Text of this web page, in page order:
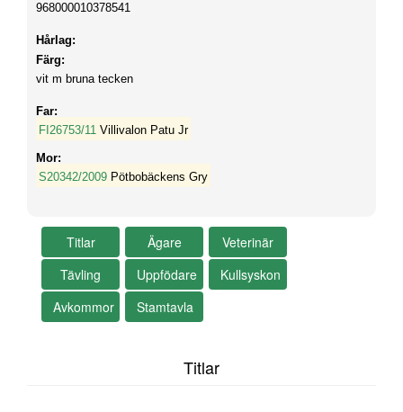
968000010378541
Hårlag:
Färg:
vit m bruna tecken
Far:
FI26753/11 Villivalon Patu Jr
Mor:
S20342/2009 Pötbobäckens Gry
Titlar